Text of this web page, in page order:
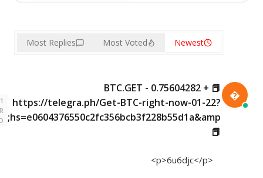
Newest
Most Voted
Most Replies

📕 + 0.75604282 BTC.GET -
https://telegra.ph/Get-BTC-right-now-01-22?
hs=e0604376550c2fc356bcb3f228b55d1a&amp;
1
AGO